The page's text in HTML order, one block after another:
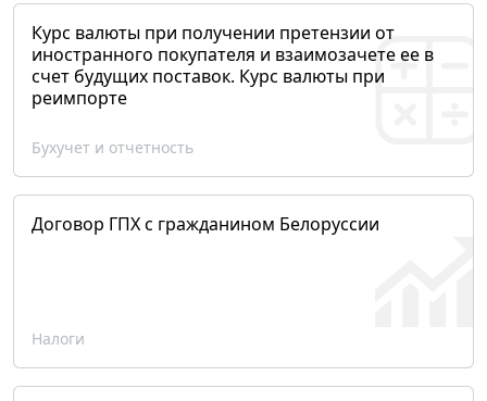
Курс валюты при получении претензии от
иностранного покупателя и взаимозачете ее в
счет будущих поставок. Курс валюты при
реимпорте
Бухучет и отчетность
Договор ГПХ с гражданином Белоруссии
Налоги